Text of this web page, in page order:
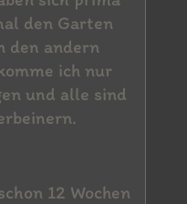
den Garten
den andern
ich nur
und alle sind
12 Wochen